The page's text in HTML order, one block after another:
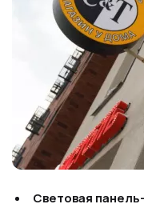
Световая